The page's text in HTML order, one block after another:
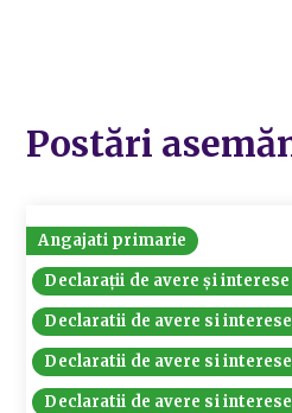
Postări
Angajati primarie
Declarații de avere și
Declaratii de avere si
Declaratii de avere si
Declaratii de avere si